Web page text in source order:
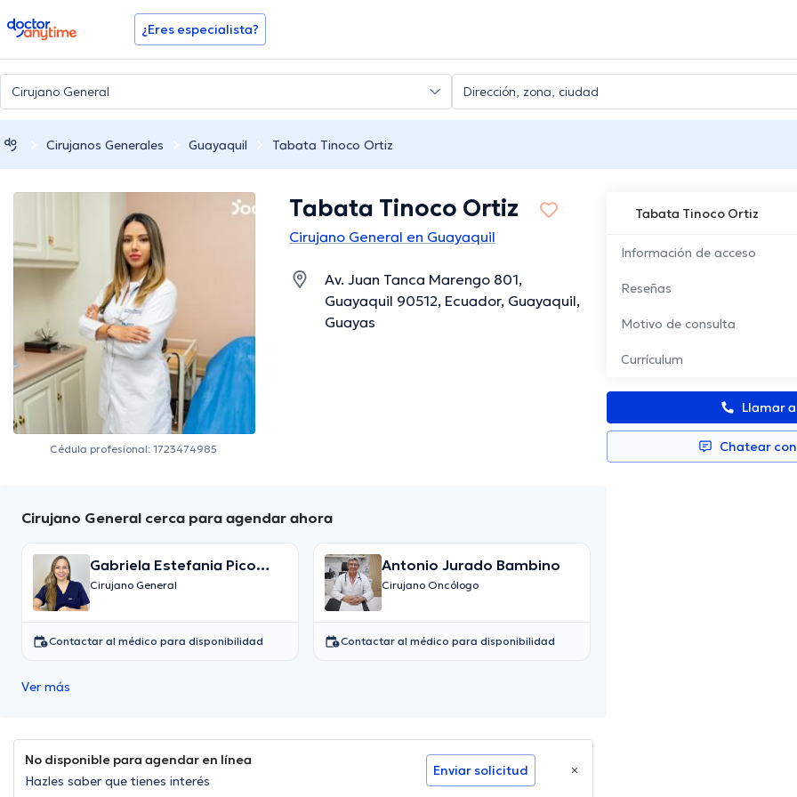
doctoranytime ¿Eres especialista?
Cirujanos Generales Guayaquil Tabata Tinoco Ortiz
Tabata Tinoco Ortiz
Información de acceso
Reseñas
Motivo de consulta
Currículum
Llamar
Chatear
Cédula profesional: 1723474985
Tabata Tinoco Ortiz
Cirujano General en Guayaquil
Av. Juan Tanca Marengo 801,
Guayaquil 90512, Ecuador, Guayaquil,
Guayas
Cirujano General cerca para agendar ahora
Gabriela Estefania Pico
Loor
Cirujano General
Contactar al médico para disponibilidad
Antonio Jurado Bambino
Cirujano Oncólogo
Contactar al médico para disponibilidad
Ver más
No disponible para agendar en línea
Hazles saber que tienes interés
Enviar solicitud